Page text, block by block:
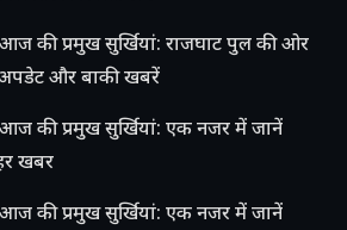
की प्रमुख सुर्खियां: राजघाट पुल की ओर
और बाकी खबरें
की प्रमुख सुर्खियां: एक नजर में जानें
खबर
की प्रमुख सुर्खियां: एक नजर में जानें